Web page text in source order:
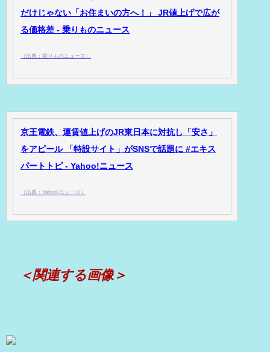
だけじゃない「お住まいの方へ！」 JR値上げで広が
る価格差 - 乗りものニュース
（出典：乗りものニュース）
京王電鉄、運賃値上げのJR東日本に対抗し「安さ」
をアピール 「特設サイト」がSNSで話題に #エキス
パートトピ - Yahoo!ニュース
（出典：Yahoo!ニュース）
＜関連する画像＞